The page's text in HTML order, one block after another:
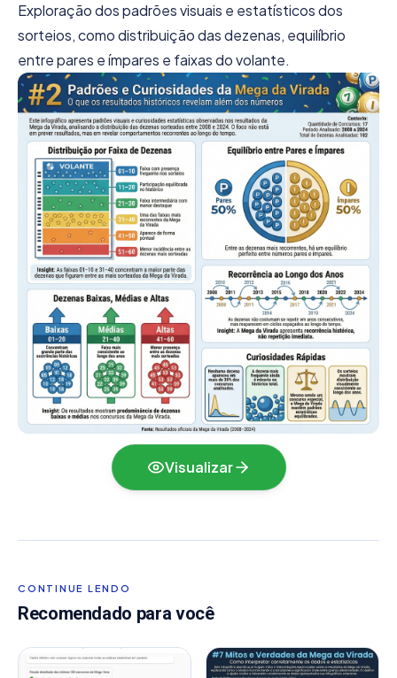
Exploração dos padrões visuais e estatísticos dos
sorteios, como distribuição das dezenas, equilíbrio
entre pares e ímpares e faixas do volante.
Visualizar
CONTINUE LENDO
Recomendado para você